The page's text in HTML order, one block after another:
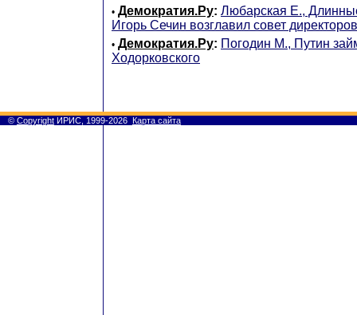
• Демократия.Ру: Любарская Е.,
Игорь Сечин возглавил совет
• Демократия.Ру: Погодин М., Путин
Ходорковского
© Copyright ИРИС, 1999-2026 Карта сайта